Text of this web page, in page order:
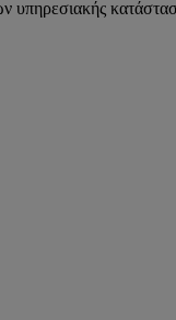
υπηρεσιακής